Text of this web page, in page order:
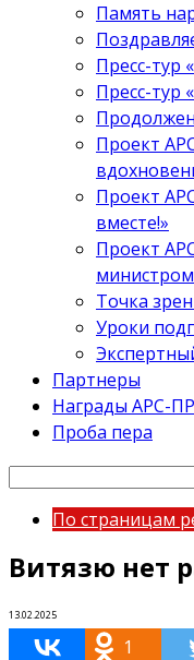
Память
Пресс-тур
Пресс-тур
Проект
Проект
вместе!»
Проект
Точка
Уроки
Партнеры
Награды АРС-
Проба пера
По страницам
Витязю нет
13.02.2025
1